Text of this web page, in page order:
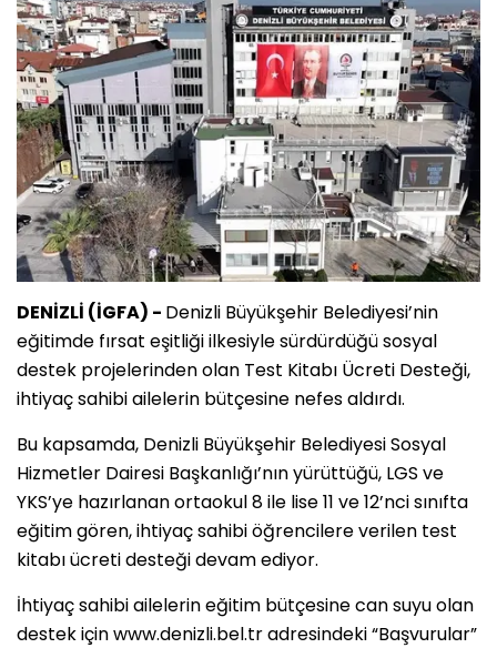
DENİZLİ (İGFA) - Denizli Büyükşehir Belediyesi’nin
eğitimde fırsat eşitliği ilkesiyle sürdürdüğü sosyal
destek projelerinden olan Test Kitabı Ücreti Desteği,
ihtiyaç sahibi ailelerin bütçesine nefes aldırdı.
Bu kapsamda, Denizli Büyükşehir Belediyesi Sosyal
Hizmetler Dairesi Başkanlığı’nın yürüttüğü, LGS ve
YKS’ye hazırlanan ortaokul 8 ile lise 11 ve 12’nci sınıfta
eğitim gören, ihtiyaç sahibi öğrencilere verilen test
kitabı ücreti desteği devam ediyor.
İhtiyaç sahibi ailelerin eğitim bütçesine can suyu olan
destek için www.denizli.bel.tr adresindeki “Başvurular”